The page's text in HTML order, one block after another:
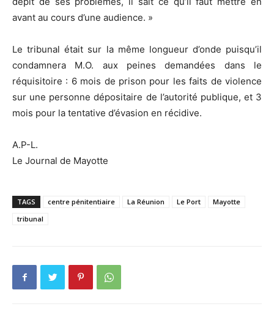
avant au cours d’une audience. »
Le tribunal était sur la même longueur d’onde puisqu’il
condamnera M.O. aux peines demandées dans le
réquisitoire : 6 mois de prison pour les faits de violence
sur une personne dépositaire de l’autorité publique, et 3
mois pour la tentative d’évasion en récidive.
A.P-L.
Le Journal de Mayotte
TAGS centre pénitentiaire La Réunion Le Port
Mayotte
tribunal